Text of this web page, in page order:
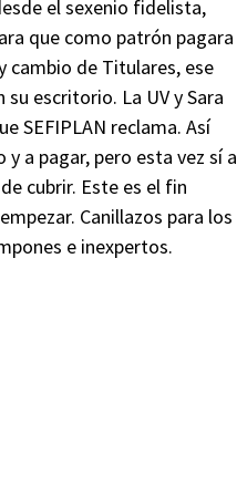
el sexenio fidelista,
que como patrón pagara
cambio de Titulares, ese
escritorio. La UV y Sara
SEFIPLAN reclama. Así
a pagar, pero esta vez sí a
cubrir. Este es el fin
Canillazos para los
e inexpertos.